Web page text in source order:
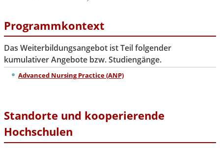
Programmkontext
Das Weiterbildungsangebot ist Teil folgender
kumulativer Angebote bzw. Studiengänge.
Advanced Nursing Practice (ANP)
Standorte und kooperierende
Hochschulen